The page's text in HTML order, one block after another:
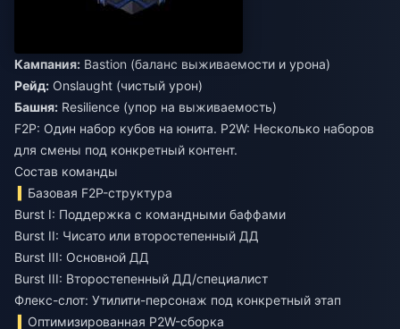
Кампания: Bastion (баланс выживаемости и урона)
Рейд: Onslaught (чистый урон)
Башня: Resilience (упор на выживаемость)
F2P: Один набор кубов на юнита. P2W: Несколько наборов
для смены под конкретный контент.
Состав команды
Базовая F2P-структура
Burst I: Поддержка с командными баффами
Burst II: Чисато или второстепенный ДД
Burst III: Основной ДД
Burst III: Второстепенный ДД/специалист
Флекс-слот: Утилити-персонаж под конкретный этап
Оптимизированная P2W-сборка